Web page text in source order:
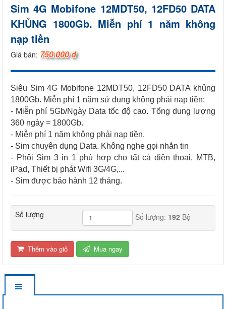
Sim 4G Mobifone 12MDT50, 12FD50 DATA
KHỦNG 1800Gb. Miễn phí 1 năm không
nạp tiền
Giá bán: 750.000 đ
Siêu Sim 4G Mobifone 12MDT50, 12FD50 DATA khủng
1800Gb. Miễn phí 1 năm sử dụng không phải nạp tiền:
- Miễn phí 5Gb/Ngày Data tốc độ cao. Tổng dung lượng
360 ngày = 1800Gb.
- Miễn phí 1 năm không phải nạp tiền.
- Sim chuyên dụng Data. Không nghe gọi nhắn tin
- Phôi Sim 3 in 1 phù hợp cho tất cả điện thoại, MTB,
iPad, Thiết bị phát Wifi 3G/4G,...
- Sim được bảo hành 12 tháng.
Số lượng Số lượng: 192 Bộ
Thêm vào giỏ Mua ngay